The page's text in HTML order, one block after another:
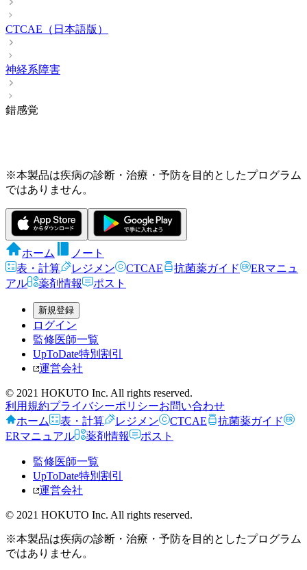
CTCAE（日本語版）
神経系障害
錯感覚
※本製品は疾病の診断・治療・予防を目的としたプログラム
ではありません。
ホーム
ノート
表・計算
レジメン CTCAE 抗菌薬ガイド
ERマニュ
アル
薬剤情報 ポスト
新規登録
ログイン
監修医師一覧
UpToDate特別割引
運営会社
© 2021 HOKUTO Inc. All rights reserved.
利用規約プライバシーポリシーお問い合わせ
ホーム
表・計算 レジメン CTCAE
抗菌薬ガイド
ERマニュアル
薬剤情報 ポスト
監修医師一覧
UpToDate特別割引
運営会社
© 2021 HOKUTO Inc. All rights reserved.
※本製品は疾病の診断・治療・予防を目的としたプログラム
ではありません。